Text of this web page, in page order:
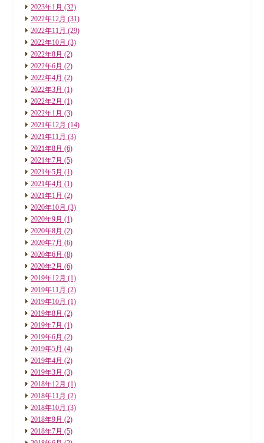
2023年1月 (32)
2022年12月 (31)
2022年11月 (29)
2022年10月 (3)
2022年8月 (2)
2022年6月 (2)
2022年4月 (2)
2022年3月 (1)
2022年2月 (1)
2022年1月 (3)
2021年12月 (14)
2021年11月 (3)
2021年8月 (6)
2021年7月 (5)
2021年5月 (1)
2021年4月 (1)
2021年1月 (2)
2020年10月 (3)
2020年9月 (1)
2020年8月 (2)
2020年7月 (6)
2020年6月 (8)
2020年2月 (6)
2019年12月 (1)
2019年11月 (2)
2019年10月 (1)
2019年8月 (2)
2019年7月 (1)
2019年6月 (2)
2019年5月 (4)
2019年4月 (2)
2019年3月 (3)
2018年12月 (1)
2018年11月 (2)
2018年10月 (3)
2018年9月 (2)
2018年7月 (5)